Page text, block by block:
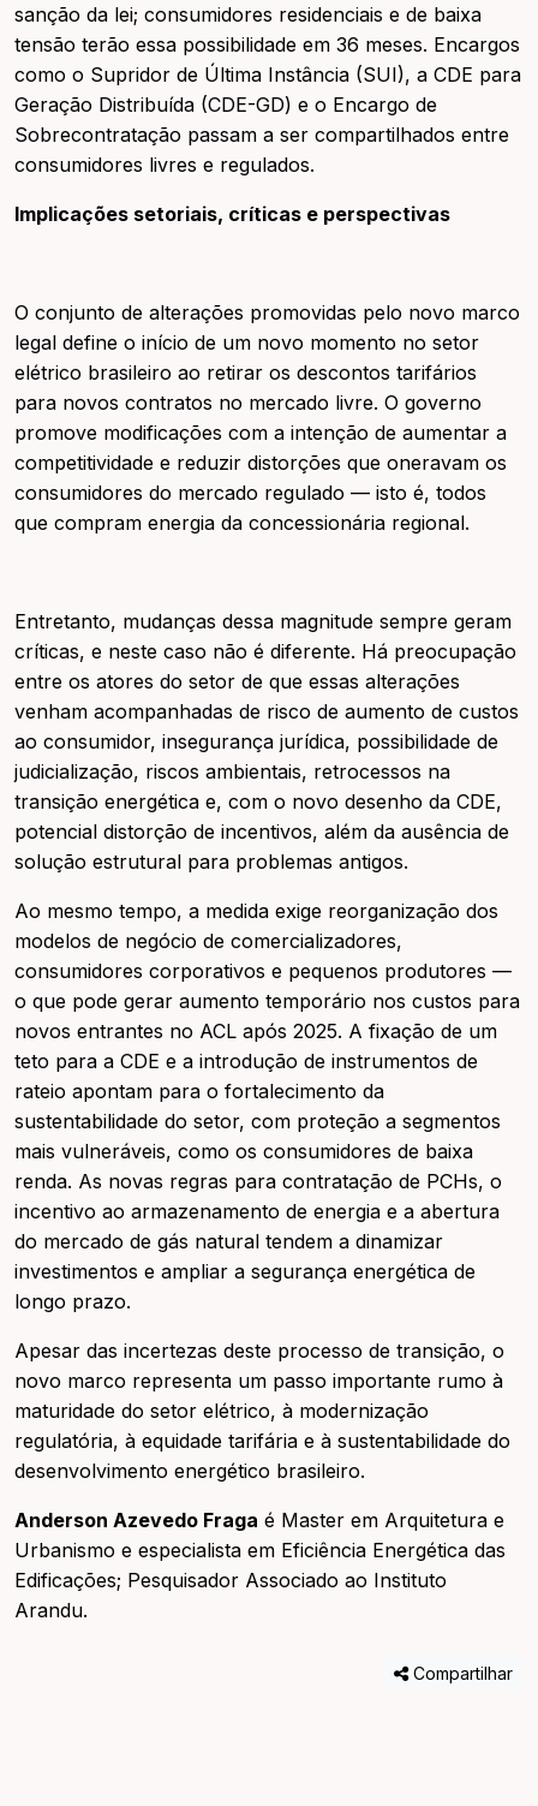
sanção da lei; consumidores residenciais e de baixa
tensão terão essa possibilidade em 36 meses. Encargos
como o Supridor de Última Instância (SUI), a CDE para
Geração Distribuída (CDE-GD) e o Encargo de
Sobrecontratação passam a ser compartilhados entre
consumidores livres e regulados.
Implicações setoriais, críticas e perspectivas
O conjunto de alterações promovidas pelo novo marco
legal define o início de um novo momento no setor
elétrico brasileiro ao retirar os descontos tarifários
para novos contratos no mercado livre. O governo
promove modificações com a intenção de aumentar a
competitividade e reduzir distorções que oneravam os
consumidores do mercado regulado — isto é, todos
que compram energia da concessionária regional.
Entretanto, mudanças dessa magnitude sempre geram
críticas, e neste caso não é diferente. Há preocupação
entre os atores do setor de que essas alterações
venham acompanhadas de risco de aumento de custos
ao consumidor, insegurança jurídica, possibilidade de
judicialização, riscos ambientais, retrocessos na
transição energética e, com o novo desenho da CDE,
potencial distorção de incentivos, além da ausência de
solução estrutural para problemas antigos.
Ao mesmo tempo, a medida exige reorganização dos
modelos de negócio de comercializadores,
consumidores corporativos e pequenos produtores —
o que pode gerar aumento temporário nos custos para
novos entrantes no ACL após 2025. A fixação de um
teto para a CDE e a introdução de instrumentos de
rateio apontam para o fortalecimento da
sustentabilidade do setor, com proteção a segmentos
mais vulneráveis, como os consumidores de baixa
renda. As novas regras para contratação de PCHs, o
incentivo ao armazenamento de energia e a abertura
do mercado de gás natural tendem a dinamizar
investimentos e ampliar a segurança energética de
longo prazo.
Apesar das incertezas deste processo de transição, o
novo marco representa um passo importante rumo à
maturidade do setor elétrico, à modernização
regulatória, à equidade tarifária e à sustentabilidade do
desenvolvimento energético brasileiro.
Anderson Azevedo Fraga é Master em Arquitetura e
Urbanismo e especialista em Eficiência Energética das
Edificações; Pesquisador Associado ao Instituto
Arandu.
Compartilhar